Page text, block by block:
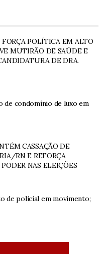
FORÇA POLÍTICA EM ALTO
MUTIRÃO DE SAÚDE E
DE DRA.
de condomínio de luxo em
CASSAÇÃO DE
RN E REFORÇA
NAS ELEIÇÕES
de policial em movimento;